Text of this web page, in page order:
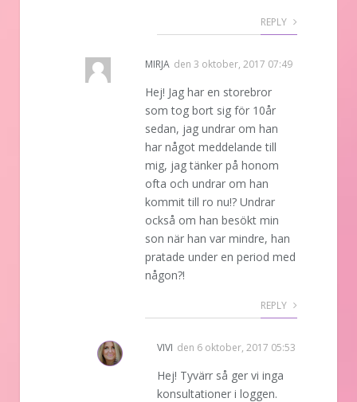
REPLY
MIRJA den 3 oktober, 2017 07:49
Hej! Jag har en storebror
som tog bort sig för 10år
sedan, jag undrar om han
har något meddelande till
mig, jag tänker på honom
ofta och undrar om han
kommit till ro nu!? Undrar
också om han besökt min
son när han var mindre, han
pratade under en period med
någon?!
REPLY
VIVI den 6 oktober, 2017 05:53
Hej! Tyvärr så ger vi inga
konsultationer i loggen.